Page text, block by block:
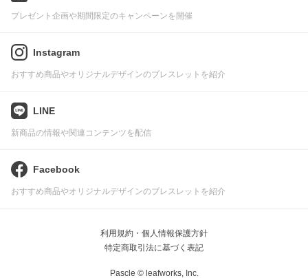
プレゼント企画や期間限定のキャンペーンを開催
Instagram
おすすめ商品やオリジナルデザインのブレスレットを紹介
LINE
新商品の情報や関連コンテンツを配信
Facebook
おすすめ商品やオリジナルデザインのブレスレットを紹介
利用規約・個人情報保護方針
特定商取引法に基づく表記
Pascle © leafworks, Inc.